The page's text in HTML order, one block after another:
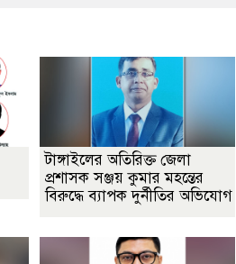
টাঙ্গাইলের অতিরিক্ত জেলা
প্রশাসক সঞ্জয় কুমার মহন্তের
বিরুদ্ধে ব্যাপক দুর্নীতির অভিযোগ